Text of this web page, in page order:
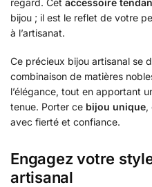
bijou ; il est le reflet de votre
à l’artisanat.
Ce précieux bijou artisanal se
combinaison de matières
l’élégance, tout en apportant
tenue. Porter ce bijou unique,
avec fierté et confiance.
Engagez votre
artisanal